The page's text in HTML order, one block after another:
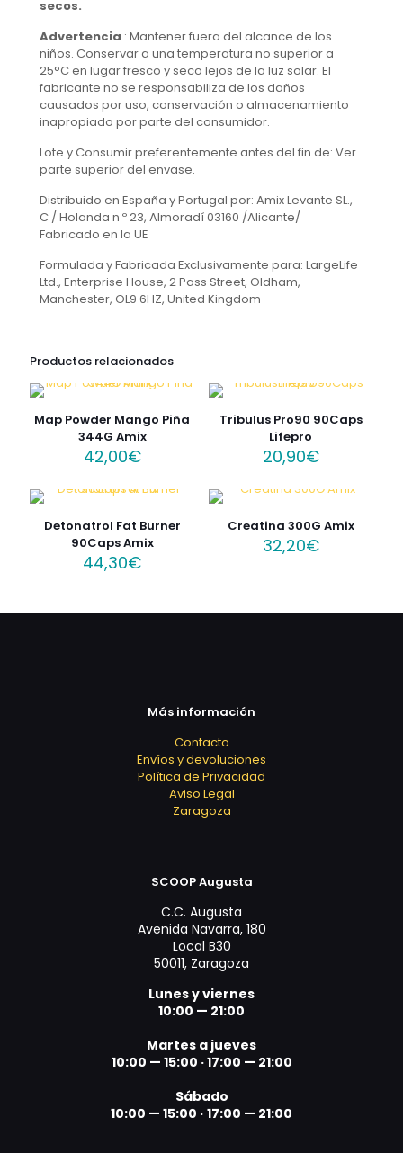
secos.
Advertencia : Mantener fuera del alcance de los
niños. Conservar a una temperatura no superior a
25°C en lugar fresco y seco lejos de la luz solar. El
fabricante no se responsabiliza de los daños
causados por uso, conservación o almacenamiento
inapropiado por parte del consumidor.
Lote y Consumir preferentemente antes del fin de: Ver
parte superior del envase.
Distribuido en España y Portugal por: Amix Levante SL.,
C / Holanda n º 23, Almoradí 03160 /Alicante/
Fabricado en la UE
Formulada y Fabricada Exclusivamente para: LargeLife
Ltd., Enterprise House, 2 Pass Street, Oldham,
Manchester, OL9 6HZ, United Kingdom
Productos relacionados
Map Powder Mango Piña
344G Amix
42,00€
Tribulus Pro90 90Caps
Lifepro
20,90€
Detonatrol Fat Burner
90Caps Amix
44,30€
Creatina 300G Amix
32,20€
Más información
Contacto
Envíos y devoluciones
Política de Privacidad
Aviso Legal
Zaragoza
SCOOP Augusta
C.C. Augusta
Avenida Navarra, 180
Local B30
50011, Zaragoza
Lunes y viernes
10:00 — 21:00
Martes a jueves
10:00 — 15:00 ·17:00 — 21:00
Sábado
10:00 — 15:00 · 17:00 — 21:00